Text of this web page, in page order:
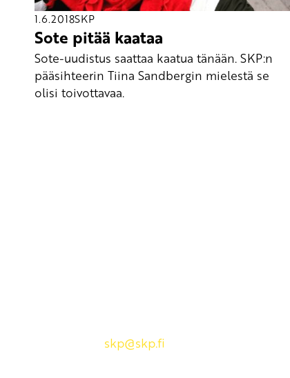
1.6.2018SKP
Sote pitää kaataa
Sote-uudistus saattaa kaatua tänään. SKP:n
pääsihteerin Tiina Sandbergin mielestä se
olisi toivottavaa.
skp@skp.fi